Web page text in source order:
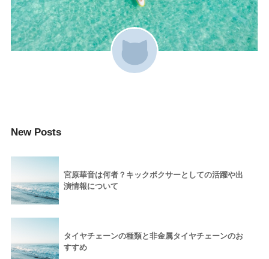
New Posts
宮原華音は何者？キックボクサーとしての活躍や出
演情報について
タイヤチェーンの種類と非金属タイヤチェーンのお
すすめ